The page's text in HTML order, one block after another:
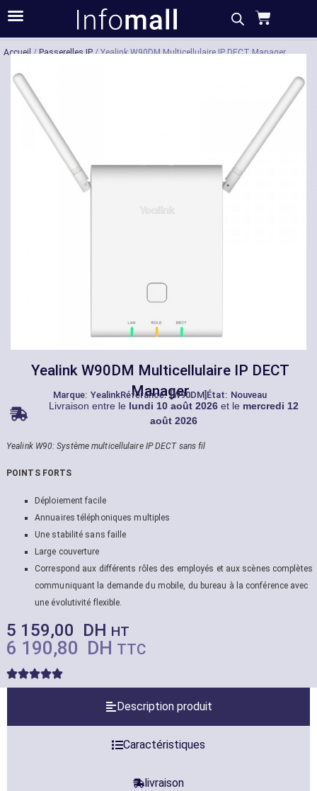
Acheter Description Caractéristiques
Accueil/Passerelles IP/ Yealink W90DM Multicellulaire IP DECT Manager
Yealink W90DM Multicellulaire IP DECT
Manager
Marque: YealinkRéférance: [W90DM] État: Nouveau
Livraison entre le lundi 10 août 2026et le mercredi 12
août 2026
Yealink W90: Système multicellulaire IP DECT sans fil
POINTS FORTS
Déploiement facile
Annuaires téléphoniques multiples
Une stabilité sans faille
Large couverture
Correspond aux différents rôles des employés et aux scènes complètes
communiquant la demande du mobile, du bureau à la conférence avec
une évolutivité flexible.
5 159,00 DH HT
6 190,80 DH TTC
Description produit
Caractéristiques
livraison